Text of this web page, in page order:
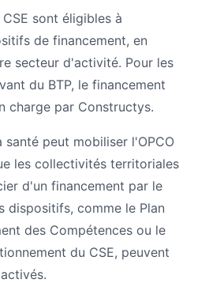
sont éligibles à
de financement, en
secteur d'activité. Pour les
du BTP, le financement
charge par Constructys.
santé peut mobiliser l'OPCO
les collectivités territoriales
d'un financement par le
dispositifs, comme le Plan
des Compétences ou le
du CSE, peuvent